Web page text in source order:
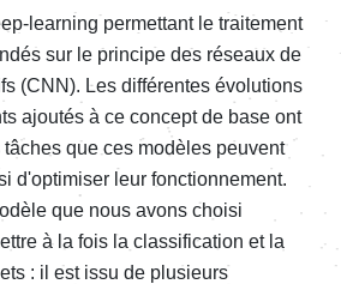
learning permettant le traitement
sur le principe des réseaux de
(CNN). Les différentes évolutions
ajoutés à ce concept de base ont
que ces modèles peuvent
d'optimiser leur fonctionnement.
que nous avons choisi
à la fois la classification et la
: il est issu de plusieurs